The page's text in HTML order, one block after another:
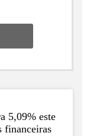
5,09% este
financeiras